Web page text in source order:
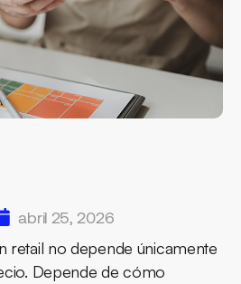
abril 25, 2026
retail no depende únicamente
Depende de cómo